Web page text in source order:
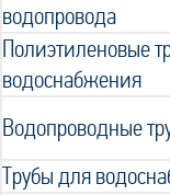
водопровода
Полиэтиленовые
водоснабжения
Водопроводные
Трубы для